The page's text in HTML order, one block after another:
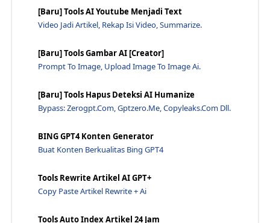
12+ Faktor Yang Mempengaruhi Jalannya Optimasi SEO
Kelebihan Dan Kekurangan Dari Perplexity Dibanding...
Cara Mengubah Perplexity AI Ke Bahasa Indonesia - ...
Berapa Lama Proses SEO? Pengetahuan Timeline Alogr...
SEO Specialist Lulusan Apa? Berikut Karir Dan Pend...
Pemahaman Analisis SWOT Di Dalam Pekerjaan Penulis...
20+ Tips Cara Menaikan Seo Agar Bisa Halaman Rank ...
Cara Menjadi Penerjemah Pemula Online [Job Freelan...
[Baru] Tools AI Youtube Menjadi Text
Video Jadi Artikel, Rekap Isi Video, Summarize.
[Baru] Tools Gambar AI [Creator]
Prompt To Image, Upload Image To Image Ai.
[Baru] Tools Hapus Deteksi AI Humanize
Bypass: Zerogpt.com, Gptzero.me, Copyleaks.com Dll.
BING GPT4 Konten Generator
Buat Konten Berkualitas Bing GPT4
Tools Rewrite Artikel AI GPT+
Copy Paste Artikel Rewrite + Ai
Tools Auto Index Artikel 24 Jam